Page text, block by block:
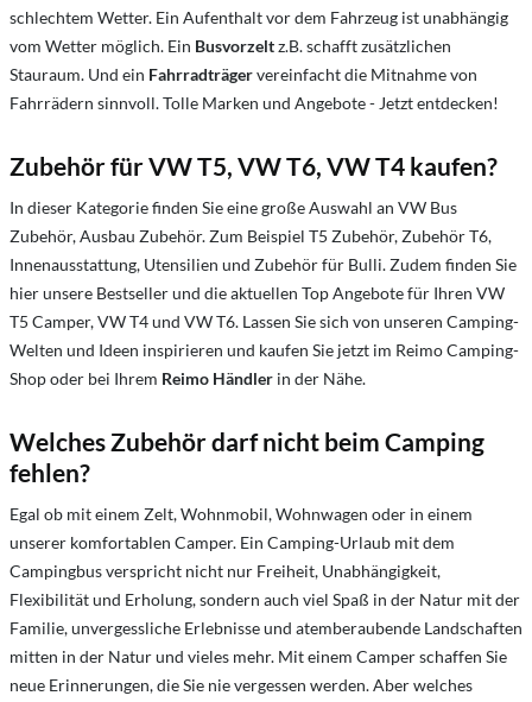
schlechtem Wetter. Ein Aufenthalt vor dem Fahrzeug ist unabhängig
vom Wetter möglich. Ein Busvorzeltz.B. schafft zusätzlichen
Stauraum. Und ein Fahrradträgervereinfacht die Mitnahme von
Fahrrädern sinnvoll. Tolle Marken und Angebote - Jetzt entdecken!
Zubehör für VW T5, VW T6, VW T4 kaufen?
In dieser Kategorie finden Sie eine große Auswahl an VW Bus
Zubehör, Ausbau Zubehör. Zum Beispiel T5 Zubehör, Zubehör T6,
Innenausstattung, Utensilien und Zubehör für Bulli. Zudem finden Sie
hier unsere Bestseller und die aktuellen Top Angebote für Ihren VW
T5 Camper, VW T4 und VW T6. Lassen Sie sich von unseren Camping-
Welten und Ideen inspirieren und kaufen Sie jetzt im Reimo Camping-
Shop oder bei Ihrem Reimo Händler in der Nähe.
Welches Zubehör darf nicht beim Camping
fehlen?
Egal ob mit einem Zelt, Wohnmobil, Wohnwagen oder in einem
unserer komfortablen Camper. Ein Camping-Urlaub mit dem
Campingbus verspricht nicht nur Freiheit, Unabhängigkeit,
Flexibilität und Erholung, sondern auch viel Spaß in der Natur mit der
Familie, unvergessliche Erlebnisse und atemberaubende Landschaften
mitten in der Natur und vieles mehr. Mit einem Camper schaffen Sie
neue Erinnerungen, die Sie nie vergessen werden.Aber welches